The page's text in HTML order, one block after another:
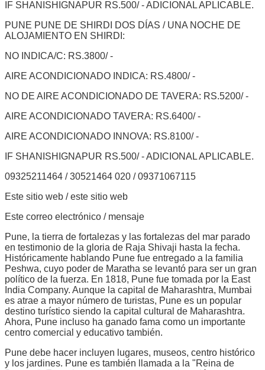
IF SHANISHIGNAPUR RS.500/ - ADICIONAL APLICABLE.
PUNE PUNE DE SHIRDI DOS DÍAS / UNA NOCHE DE
ALOJAMIENTO EN SHIRDI:
NO INDICA/C: RS.3800/ -
AIRE ACONDICIONADO INDICA: RS.4800/ -
NO DE AIRE ACONDICIONADO DE TAVERA: RS.5200/ -
AIRE ACONDICIONADO TAVERA: RS.6400/ -
AIRE ACONDICIONADO INNOVA: RS.8100/ -
IF SHANISHIGNAPUR RS.500/ - ADICIONAL APLICABLE.
09325211464 / 30521464 020 / 09371067115
Este sitio web / este sitio web
Este correo electrónico / mensaje
Pune, la tierra de fortalezas y las fortalezas del mar parado
en testimonio de la gloria de Raja Shivaji hasta la fecha.
Históricamente hablando Pune fue entregado a la familia
Peshwa, cuyo poder de Maratha se levantó para ser un gran
político de la fuerza. En 1818, Pune fue tomada por la East
India Company. Aunque la capital de Maharashtra, Mumbai
es atrae a mayor número de turistas, Pune es un popular
destino turístico siendo la capital cultural de Maharashtra.
Ahora, Pune incluso ha ganado fama como un importante
centro comercial y educativo también.
Pune debe hacer incluyen lugares, museos, centro histórico
y los jardines. Pune es también llamada a la "Reina de